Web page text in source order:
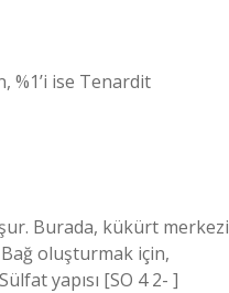
%1’i ise Tenardit
Burada, kükürt merkezi
oluşturmak için,
yapısı [SO 4 2- ]